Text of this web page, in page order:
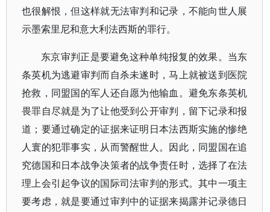
也很解恨，但这样就无法审判和记录，不能向世人展
示墨索里尼和意大利法西斯的罪行。
东京审判正是要避免这种单纯报复的效果。当东
条英机为逃避审判而自杀未遂时，马上就被送到医院
抢救，同盟国的军人还自愿为他输血。避免东条英机
畏罪自尽就是为了让他受到公开审判，留下记录和报
道；要通过确定的证据来证明日本法西斯实施的惨绝
人寰的犯罪事实，从而警醒世人。因此，同盟国在追
究德国和日本战争决策者的战争责任时，选择了在法
理上会引起争议的国际司法审判的形式。其中一项主
要考虑，就是要通过审判中的证据来揭露并记录德日